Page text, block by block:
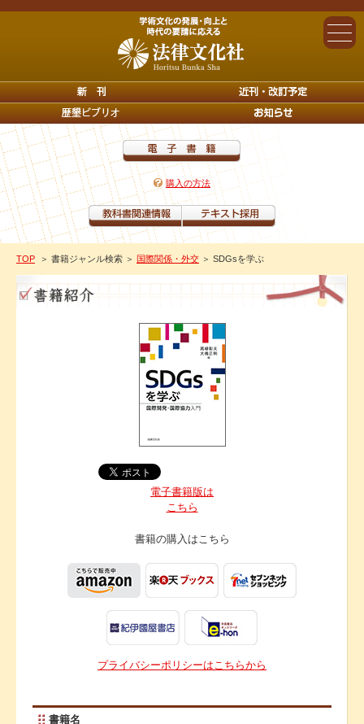
購入の方法
TOP ＞ 書籍ジャンル検索 ＞ 国際関係・外交 ＞ SDGsを学ぶ
電子書籍版は
こちら
書籍の購入はこちら
プライバシーポリシーはこちらから
書籍名